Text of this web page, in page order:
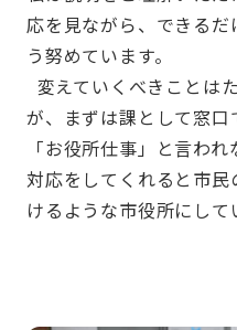
応を見ながら、できる
う努めています。
変えていくべきことは
が、まずは課として窓口
「お役所仕事」と言わ
対応をしてくれると市
けるような市役所にして